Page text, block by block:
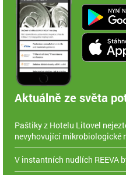
Aktuálně ze světa
Paštiky z Hotelu Litovel
nevyhovující mikrobiologické
V instantních nudlích REEVA